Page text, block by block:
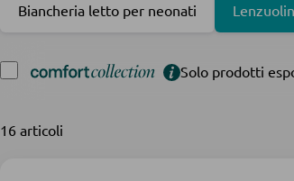
Biancheria letto per neonati
Solo prodotti
16 articoli